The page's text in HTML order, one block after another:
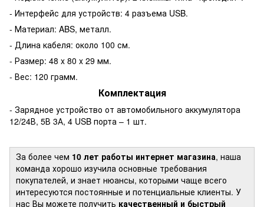
- Интерфейс для устройств: 4 разъема USB.
- Материал: ABS, металл.
- Длина кабеля: около 100 см.
- Размер: 48 x 80 x 29 мм.
- Вес: 120 грамм.
Комплектация
- Зарядное устройство от автомобильного аккумулятора
12/24В, 5В 3А, 4 USB порта – 1 шт.
За более чем 10 лет работы интернет магазина, наша
команда хорошо изучила основные требования
покупателей, и знает нюансы, которыми чаще всего
интересуются постоянные и потенциальные клиенты. У
нас Вы можете получить качественный и быстрый